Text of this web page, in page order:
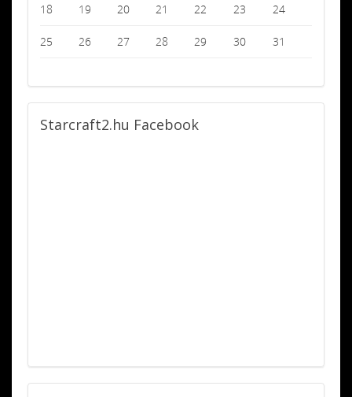
18 19 20 21 22 23 24
25 26 27 28 29 30 31
Starcraft2.hu Facebook